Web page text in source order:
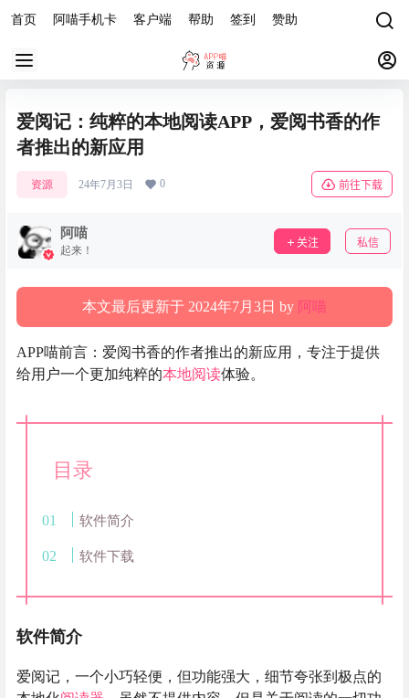
首页 阿喵手机卡 客户端 帮助 签到 赞助
爱阅记：纯粹的本地阅读APP，爱阅书香的作
者推出的新应用
资源 24年7月3日 0 前往下载
阿喵
起来！
关注 私信
本文最后更新于 2024年7月3日 by 阿喵
APP喵前言：爱阅书香的作者推出的新应用，专注于提供
给用户一个更加纯粹的本地阅读体验。
目录
软件简介
软件下载
软件简介
爱阅记，一个小巧轻便，但功能强大，细节夸张到极点的